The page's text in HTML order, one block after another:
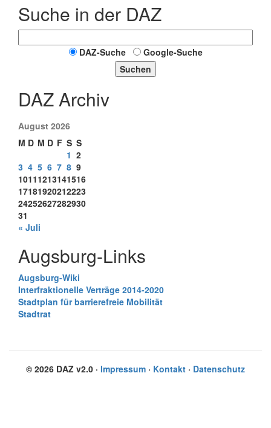
Suche in der DAZ
DAZ-Suche
Google-Suche
Suchen
DAZ Archiv
August 2026
M D M D F S S
1 2
3 4 5 6 7 8 9
10111213141516
17181920212223
24252627282930
31
« Juli
Augsburg-Links
Augsburg-Wiki
Interfraktionelle Verträge 2014-2020
Stadtplan für barrierefreie Mobilität
Stadtrat
© 2026 DAZ v2.0 · Impressum · Kontakt · Datenschutz